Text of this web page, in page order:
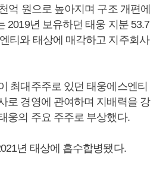
억 원으로 높아지며 구조 개편에
2019년 보유하던 태웅 지분 53.7
티와 태상에 매각하고 지주회사
최대주주로 있던 태웅에스엔티
로 경영에 관여하며 지배력을 강
웅의 주요 주주로 부상했다.
년 태상에 흡수합병됐다.